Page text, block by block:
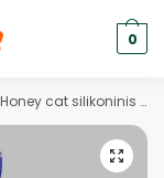
0
Honey cat silikoninis kraikas 3.8l 8vnt(Dėžė)